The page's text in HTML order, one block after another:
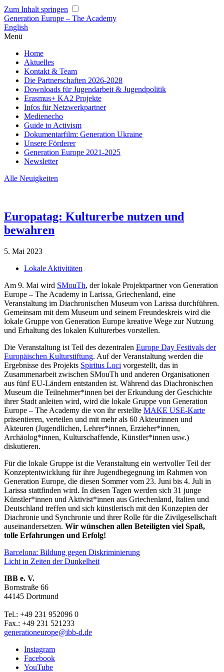
Zum Inhalt springen
Generation Europe – The Academy
English
Menü
Home
Aktuelles
Kontakt & Team
Die Partnerschaften 2026-2028
Downloads für Jugendarbeit & Jugendpolitik
Erasmus+ KA2 Projekte
Infos für Netzwerkpartner
Medienecho
Guide to Activism
Dokumentarfilm: Generation Ukraine
Unsere Förderer
Generation Europe 2021-2025
Newsletter
Alle Neuigkeiten
Europatag: Kulturerbe nutzen und
bewahren
5. Mai 2023
Lokale Aktivitäten
Am 9. Mai wird SMouTh, der lokale Projektpartner von Generation
Europe – The Academy in Larissa, Griechenland, eine
Veranstaltung im Diachronischen Museum von Larissa durchführen.
Gemeinsam mit dem Museum und seinem Freundeskreis wird die
lokale Gruppe von Generation Europe kreative Wege zur Nutzung
und Erhaltung des lokalen Kulturerbes vorstellen.
Die Veranstaltung ist Teil des dezentralen Europe Day Festivals der
Europäischen Kulturstiftung. Auf der Veranstaltung werden die
Ergebnisse des Projekts Spiritus Loci vorgestellt, das in
Zusammenarbeit zwischen SMouTh und anderen Organisationen
aus fünf EU-Ländern entstanden ist. Während das Diachronischen
Museum die Teilnehmer*innen bei der Erkundung der Geschichte
ihrer Stadt anleiten wird, wird die lokale Gruppe von Generation
Europe – The Academy die von ihr erstellte MAKE USE-Karte
präsentieren, verteilen und mit mehr als 60 Akteurinnen und
Akteuren (Jugendlichen, Lehrer*innen, Erzieher*innen,
Archäolog*innen, Kulturschaffende, Künstler*innen usw.)
diskutieren.
Für die lokale Gruppe ist die Veranstaltung ein wertvoller Teil der
Konzeptentwicklung für ihre Jugendbegegnung im Rahmen von
Generation Europe, die diesen Sommer vom 23. Juni bis 4. Juli in
Larissa stattfinden wird. In diesen Tagen werden sich 31 junge
Künstler*innen und Aktivist*innen aus Griechenland, Italien und
Deutschland treffen und sich künstlerisch mit den Konzepten der
Diachronie und Synchronie und ihrer Rolle für die Zivilgesellschaft
auseinandersetzen. Wir wünschen allen Beteiligten viel Spaß,
tolle Erfahrungen und Erfolg!
Beitragsnavigation
Vorherige
Post:
Barcelona: Bildung gegen Diskriminierung
Nächster
Licht in Zeiten der Dunkelheit
IBB e. V.
Bornstraße 66
44145 Dortmund
Tel.: +49 231 952096 0
Fax.: +49 231 521233
generationeurope@ibb-d.de
Instagram
Facebook
YouTube